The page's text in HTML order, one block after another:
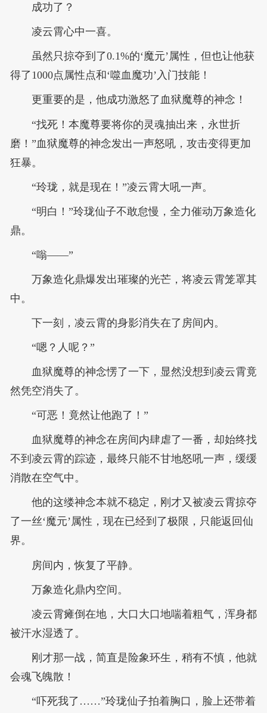
成功了？
凌云霄心中一喜。
虽然只掠夺到了0.1%的‘魔元’属性，但也让他获
得了1000点属性点和‘噬血魔功’入门技能！
更重要的是，他成功激怒了血狱魔尊的神念！
“找死！本魔尊要将你的灵魂抽出来，永世折
磨！”血狱魔尊的神念发出一声怒吼，攻击变得更加
狂暴。
“玲珑，就是现在！”凌云霄大吼一声。
“明白！”玲珑仙子不敢怠慢，全力催动万象造化
鼎。
“嗡——”
万象造化鼎爆发出璀璨的光芒，将凌云霄笼罩其
中。
下一刻，凌云霄的身影消失在了房间内。
“嗯？人呢？”
血狱魔尊的神念愣了一下，显然没想到凌云霄竟
然凭空消失了。
“可恶！竟然让他跑了！”
血狱魔尊的神念在房间内肆虐了一番，却始终找
不到凌云霄的踪迹，最终只能不甘地怒吼一声，缓缓
消散在空气中。
他的这缕神念本就不稳定，刚才又被凌云霄掠夺
了一丝‘魔元’属性，现在已经到了极限，只能返回仙
界。
房间内，恢复了平静。
万象造化鼎内空间。
凌云霄瘫倒在地，大口大口地喘着粗气，浑身都
被汗水湿透了。
刚才那一战，简直是险象环生，稍有不慎，他就
会魂飞魄散！
“吓死我了……”玲珑仙子拍着胸口，脸上还带着